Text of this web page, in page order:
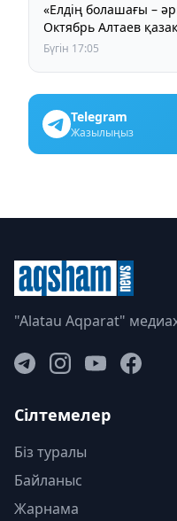
«Елдің болашағы –
Октябрь Алтаев
үндеу жасады
Бүгін 17:05
Telegram
Жазылыңыз
"Alatau Aqparat"
Сілтемелер
Біз туралы
Байланыс
Жарнама